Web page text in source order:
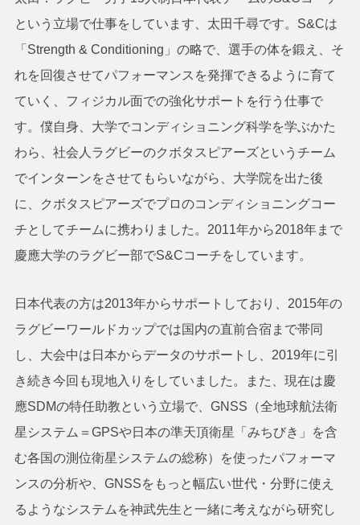
という立場で仕事をしています、太田千尋です。S&Cは
「Strength & Conditioning」の略で、選手の体を鍛え、そ
れを回復させてパフォーマンスを発揮できるように育て
ていく、フィジカル面での強化サポートを行う仕事で
す。僕自身、大学でコンディショニング科学を学ぶかた
わら、社会人ラグビーのクボタスピアーズというチーム
でインターンをさせてもらいながら、大学院を出た後
に、クボタスピアーズでプロのコンディショニングコー
チとしてチームに携わりました。2011年から2018年まで
慶應大学のラグビー部でS&Cコーチをしています。
日本代表の方は2013年からサポートしており、2015年の
ラグビーワールドカップでは国内の直前合宿まで帯同
し、大会中は日本からデータのサポートし、2019年に引
き続き今回も現地入りをしていました。また、現在は慶
應SDMの特任助教という立場で、GNSS（全地球航法衛
星システム＝GPSや日本の準天頂衛星「みちびき」を含
む各国の測位衛星システムの総称）を使ったパフォーマ
ンスの分析や、GNSSをもっと幅広い世代・分野に使え
るようなシステムを神武先生と一緒に考えながら研究し